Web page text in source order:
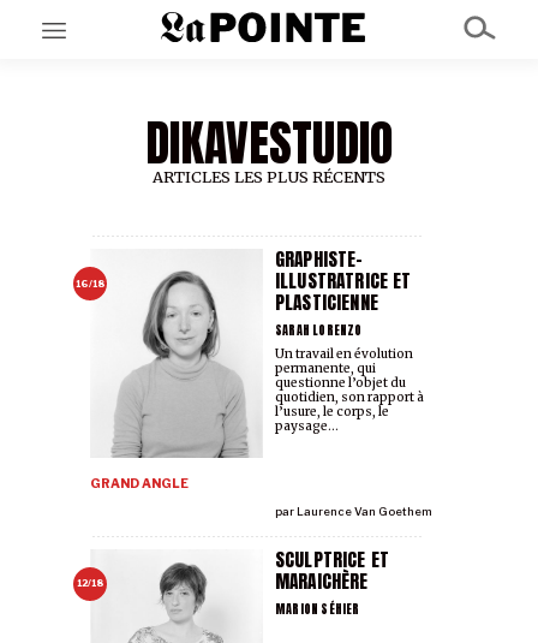
EN CE MOMENT
GRAND ANGLE
AU LARGE
À PROPOS
NOS PARTENAIRES
SOUTENEZ NOUS
DIKAVESTUDIO
ARTICLES LES PLUS RÉCENTS
16/18
GRAPHISTE-
ILLUSTRATRICE ET
PLASTICIENNE
SARAH LORENZO
GRAND ANGLE
parLaurence Van Goethem
Un travail en évolution
permanente, qui
questionne l’objet du
quotidien, son rapport à
l’usure, le corps, le
paysage...
12/18
SCULPTRICE ET
MARAICHÈRE
MARION SÉHIER